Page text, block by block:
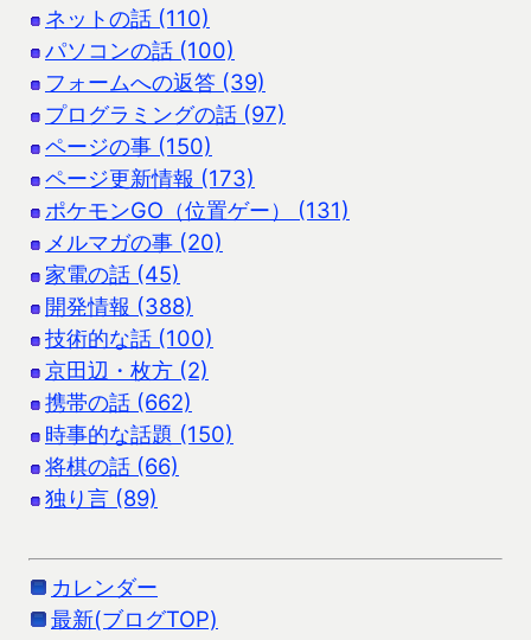
ネットの話 (110)
パソコンの話 (100)
フォームへの返答 (39)
プログラミングの話 (97)
ページの事 (150)
ページ更新情報 (173)
ポケモンGO（位置ゲー） (131)
メルマガの事 (20)
家電の話 (45)
開発情報 (388)
技術的な話 (100)
京田辺・枚方 (2)
携帯の話 (662)
時事的な話題 (150)
将棋の話 (66)
独り言 (89)
カレンダー
最新(ブログTOP)